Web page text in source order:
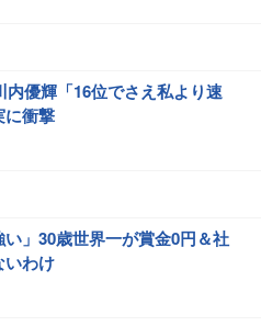
内優輝「16位でさえ私より速
に衝撃
い」30歳世界一が賞金0円＆社
いわけ